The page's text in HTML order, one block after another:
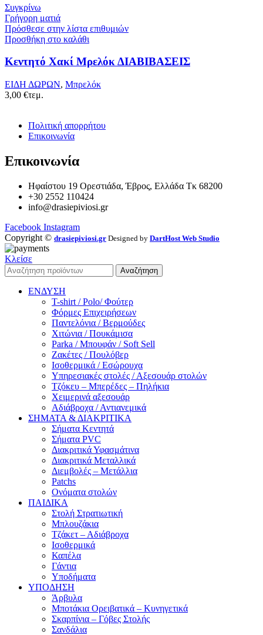
Συγκρίνω
Γρήγορη ματιά
Πρόσθεσε στην λίστα επιθυμιών
Προσθήκη στο καλάθι
Κεντητό Χακί Μρελόκ ΔΙΑΒΙΒΑΣΕΙΣ
ΕΙΔΗ ΔΩΡΩΝ, Μπρελόκ
3,00 €τεμ.
Πολιτική απορρήτου
Επικοινωνία
Επικοινωνία
Ηφαίστου 19 Ορεστιάδα, Έβρος, Ελλάδα Τκ 68200
+30 2552 110424
info@drasiepiviosi.gr
Facebook Instagram
Copyright © drasiepiviosi.gr Designed by DartHost Web Studio
Κλείσε
Αναζήτηση
ΕΝΔΥΣΗ
T-shirt / Polo/ Φούτερ
Φόρμες Επιχειρήσεων
Παντελόνια / Βερμούδες
Χιτώνια / Πουκάμισα
Parka / Μπουφάν / Soft Sell
Ζακέτες / Πουλόβερ
Ισοθερμικά / Εσώρουχα
Υπηρεσιακές στολές / Αξεσουάρ στολών
Τζόκευ – Μπερέδες – Πηλήκια
Χειμερινά αξεσουάρ
Αδιάβροχα / Αντιανεμικά
ΣΗΜΑΤΑ & ΔΙΑΚΡΙΤΙΚΑ
Σήματα Κεντητά
Σήματα PVC
Διακριτικά Υφασμάτινα
Διακριτικά Μεταλλικά
Διεμβολές – Μετάλλια
Patchs
Ονόματα στολών
ΠΑΙΔΙΚΑ
Στολή Στρατιωτική
Μπλουζάκια
Τζάκετ – Αδιάβροχα
Ισοθερμικά
Καπέλα
Γάντια
Υποδήματα
ΥΠΟΔΗΣΗ
Άρβυλα
Μποτάκια Ορειβατικά – Κυνηγετικά
Σκαρπίνια – Γόβες Στολής
Σανδάλια